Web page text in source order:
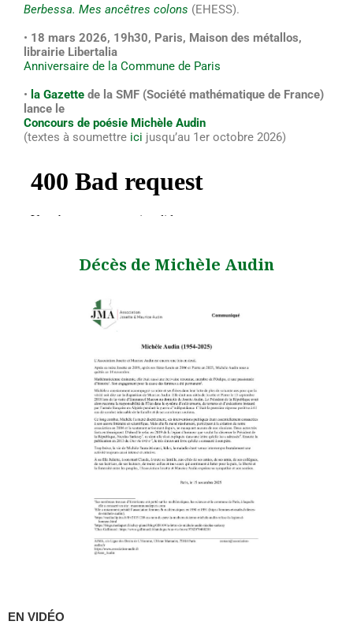
Berbessa. Mes ancêtres colons (EHESS).
• 18 mars 2026, 19h30, Paris, Maison des métallos,
librairie Libertalia
Anniversaire de la Commune de Paris
• la Gazette de la SMF (Société mathématique de France)
lance le
Concours de poésie Michèle Audin
(textes à soumettre ici jusqu’au 1er octobre 2026)
Décès de Michèle Audin
EN VIDÉO